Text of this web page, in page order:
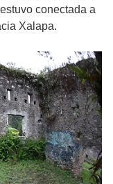
conectada a
Xalapa.